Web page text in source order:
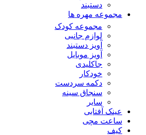
دستبند
مجموعه مهره ها
مجموعه کودک
لوازم جانبی
آویز دستبند
آویز موبایل
جاکلیدی
خودکار
دکمه سردست
سنجاق سینه
سایر
عینک آفتابی
ساعت مچی
کیف